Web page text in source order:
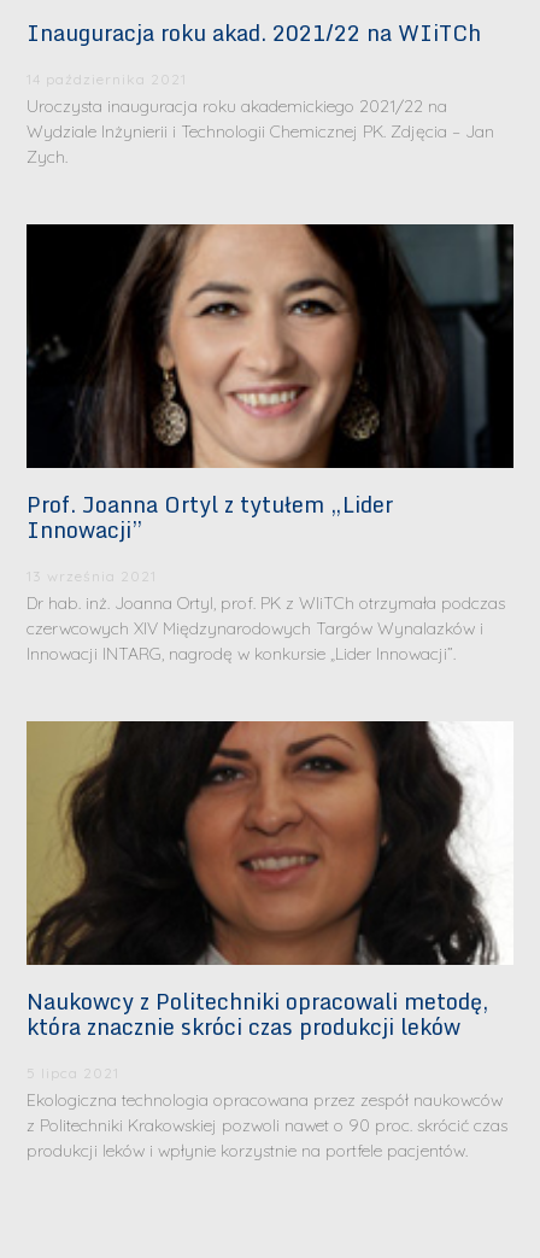
Inauguracja roku akad. 2021/22 na WIiTCh
14 października 2021
Uroczysta inauguracja roku akademickiego 2021/22 na
Wydziale Inżynierii i Technologii Chemicznej PK. Zdjęcia – Jan
Zych.
Prof. Joanna Ortyl z tytułem „Lider
Innowacji”
13 września 2021
Dr hab. inż. Joanna Ortyl, prof. PK z WIiTCh otrzymała podczas
czerwcowych XIV Międzynarodowych Targów Wynalazków i
Innowacji INTARG, nagrodę w konkursie „Lider Innowacji”.
Naukowcy z Politechniki opracowali metodę,
która znacznie skróci czas produkcji leków
5 lipca 2021
Ekologiczna technologia opracowana przez zespół naukowców
z Politechniki Krakowskiej pozwoli nawet o 90 proc. skrócić czas
produkcji leków i wpłynie korzystnie na portfele pacjentów.